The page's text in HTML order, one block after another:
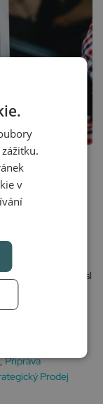
Před
otázku: má smysl
či dům tak, jak
není
investicí,
,Příprava
Prodej
v